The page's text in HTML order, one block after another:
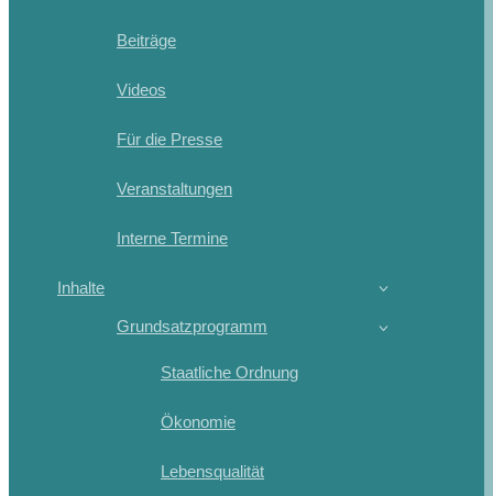
Beiträge
Videos
Für die Presse
Veranstaltungen
Interne Termine
Inhalte
Grundsatzprogramm
Staatliche Ordnung
Ökonomie
Lebensqualität